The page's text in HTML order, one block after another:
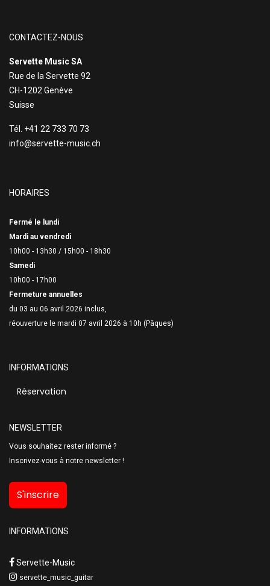
CONTACTEZ-NOUS
Servette Music SA
Rue de la Servette 92
CH-1202 Genève
Suisse
Tél. +41 22 733 70 73
info@servette-music.ch
HORAIRES
Fermé le lundi
Mardi au vendredi
10h00 - 13h30 / 15h00 - 18h30
Samedi
10h00 - 17h00
Fermeture annuelles
du 03 au 06 avril 2026 inclus,
réouverture le mardi 07 avril 2026 à 10h (Pâques)
INFORMATIONS
Réservation
NEWSLETTER
Vous souhaitez rester informé ?
Inscrivez-vous à notre newsletter !
S'inscrire
INFORMATIONS
Servette-Music
servette_music_guitar